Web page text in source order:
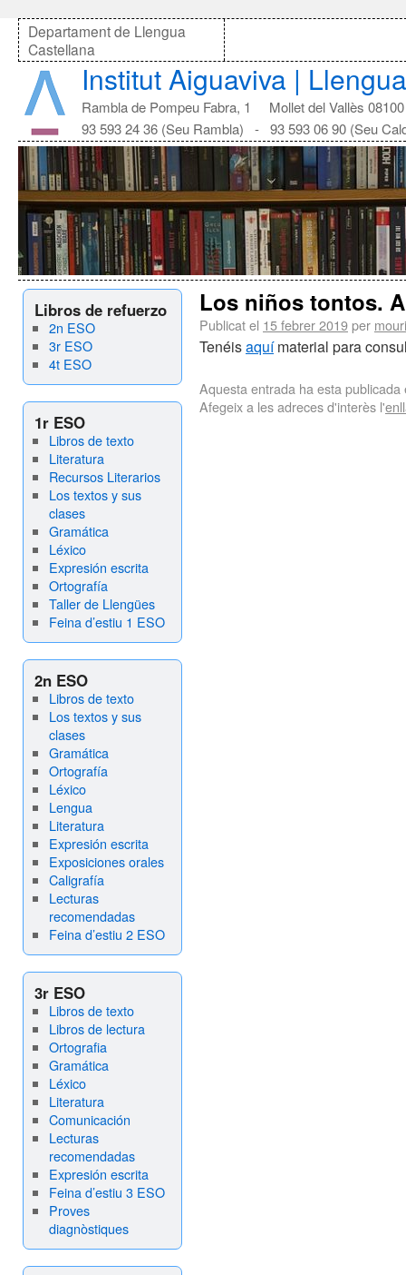
Departament de Llengua
Castellana
Institut Aiguaviva |
Rambla de Pompeu Fabra, 1 Mollet del Vallès 08100
93 593 24 36 (Seu Rambla) - 93 593 06 90 (Seu
Libros de refuerzo
2n ESO
3r ESO
4t ESO
1r ESO
Libros de texto
Literatura
Recursos Literarios
Los textos y sus
clases
Gramática
Léxico
Expresión escrita
Ortografía
Taller de Llengües
Feina d’estiu 1 ESO
2n ESO
Libros de texto
Los textos y sus
clases
Gramática
Ortografía
Léxico
Lengua
Literatura
Expresión escrita
Exposiciones orales
Caligrafía
Lecturas
recomendadas
Feina d’estiu 2 ESO
3r ESO
Libros de texto
Libros de lectura
Ortografia
Gramática
Léxico
Literatura
Comunicación
Lecturas
recomendadas
Expresión escrita
Feina d’estiu 3 ESO
Proves
diagnòstiques
Los niños tontos.
Publicat el 15 febrer 2019per
Tenéisaquímaterial para
Aquesta entrada ha esta
Afegeix a les adreces d'interès l'